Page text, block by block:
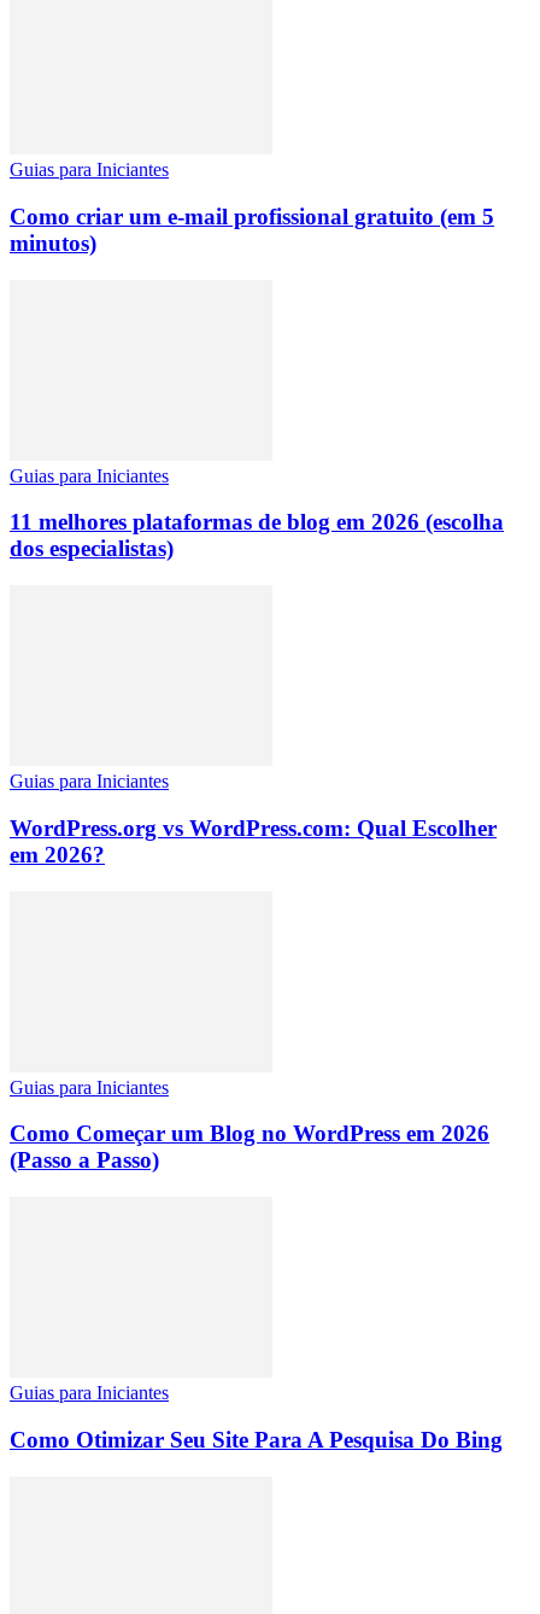
Guias para Iniciantes
Como criar um e-mail profissional gratuito (em 5
minutos)
Guias para Iniciantes
11 melhores plataformas de blog em 2026 (escolha
dos especialistas)
Guias para Iniciantes
WordPress.org vs WordPress.com: Qual Escolher
em 2026?
Guias para Iniciantes
Como Começar um Blog no WordPress em 2026
(Passo a Passo)
Guias para Iniciantes
Como Otimizar Seu Site Para A Pesquisa Do Bing